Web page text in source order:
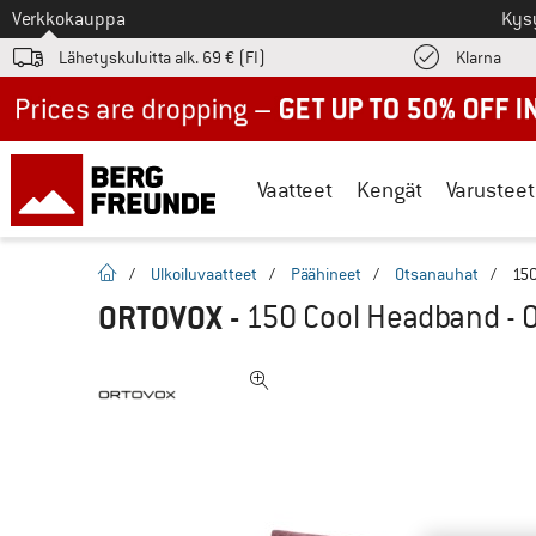
Tästä siirtyäksesi
Verkkokauppa
Lähetyskuluitta alk. 69 € (FI) Klarna
Vaatteet Kengät Varusteet
Kotisivu
/ Ulkoiluvaatteet / Päähineet / Otsanauhat /
ORTOVOX - 150 Cool Headband -